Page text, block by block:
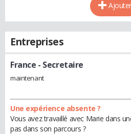
Ajouter
Entreprises
France - Secretaire
maintenant
Une expérience absente ?
Vous avez travaillé avec Marie dans
pas dans son parcours ?